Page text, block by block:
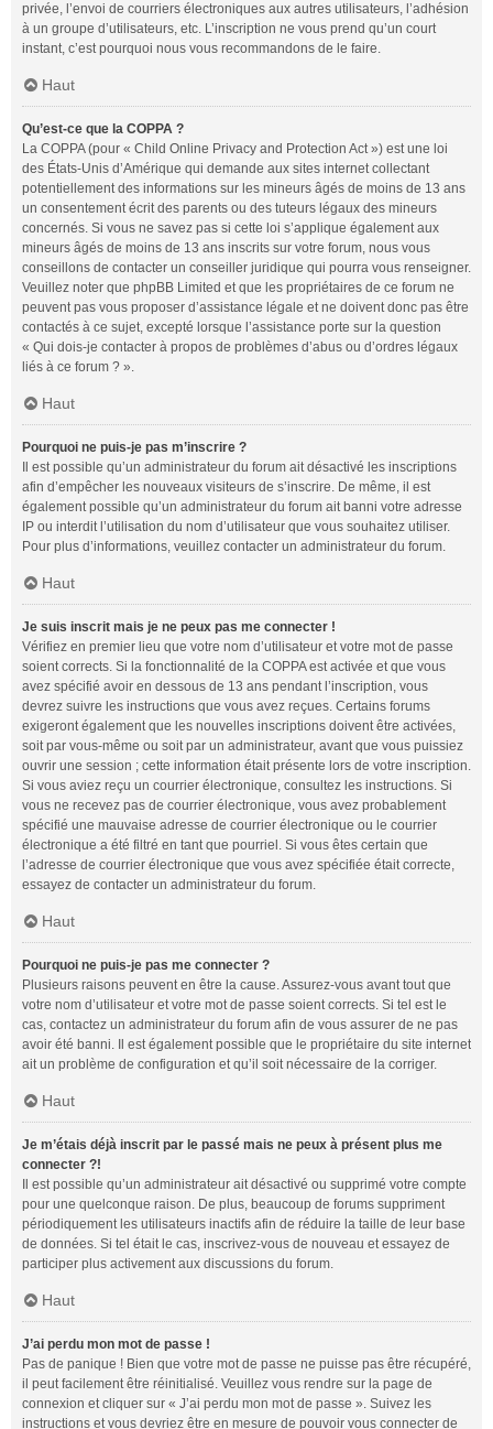
privée, l’envoi de courriers électroniques aux autres utilisateurs, l’adhésion
à un groupe d’utilisateurs, etc. L’inscription ne vous prend qu’un court
instant, c’est pourquoi nous vous recommandons de le faire.
Haut
Qu’est-ce que la COPPA ?
La COPPA (pour « Child Online Privacy and Protection Act ») est une loi
des États-Unis d’Amérique qui demande aux sites internet collectant
potentiellement des informations sur les mineurs âgés de moins de 13 ans
un consentement écrit des parents ou des tuteurs légaux des mineurs
concernés. Si vous ne savez pas si cette loi s’applique également aux
mineurs âgés de moins de 13 ans inscrits sur votre forum, nous vous
conseillons de contacter un conseiller juridique qui pourra vous renseigner.
Veuillez noter que phpBB Limited et que les propriétaires de ce forum ne
peuvent pas vous proposer d’assistance légale et ne doivent donc pas être
contactés à ce sujet, excepté lorsque l’assistance porte sur la question
« Qui dois-je contacter à propos de problèmes d’abus ou d’ordres légaux
liés à ce forum ? ».
Haut
Pourquoi ne puis-je pas m’inscrire ?
Il est possible qu’un administrateur du forum ait désactivé les inscriptions
afin d’empêcher les nouveaux visiteurs de s’inscrire. De même, il est
également possible qu’un administrateur du forum ait banni votre adresse
IP ou interdit l’utilisation du nom d’utilisateur que vous souhaitez utiliser.
Pour plus d’informations, veuillez contacter un administrateur du forum.
Haut
Je suis inscrit mais je ne peux pas me connecter !
Vérifiez en premier lieu que votre nom d’utilisateur et votre mot de passe
soient corrects. Si la fonctionnalité de la COPPA est activée et que vous
avez spécifié avoir en dessous de 13 ans pendant l’inscription, vous
devrez suivre les instructions que vous avez reçues. Certains forums
exigeront également que les nouvelles inscriptions doivent être activées,
soit par vous-même ou soit par un administrateur, avant que vous puissiez
ouvrir une session ; cette information était présente lors de votre inscription.
Si vous aviez reçu un courrier électronique, consultez les instructions. Si
vous ne recevez pas de courrier électronique, vous avez probablement
spécifié une mauvaise adresse de courrier électronique ou le courrier
électronique a été filtré en tant que pourriel. Si vous êtes certain que
l’adresse de courrier électronique que vous avez spécifiée était correcte,
essayez de contacter un administrateur du forum.
Haut
Pourquoi ne puis-je pas me connecter ?
Plusieurs raisons peuvent en être la cause. Assurez-vous avant tout que
votre nom d’utilisateur et votre mot de passe soient corrects. Si tel est le
cas, contactez un administrateur du forum afin de vous assurer de ne pas
avoir été banni. Il est également possible que le propriétaire du site internet
ait un problème de configuration et qu’il soit nécessaire de la corriger.
Haut
Je m’étais déjà inscrit par le passé mais ne peux à présent plus me
connecter ?!
Il est possible qu’un administrateur ait désactivé ou supprimé votre compte
pour une quelconque raison. De plus, beaucoup de forums suppriment
périodiquement les utilisateurs inactifs afin de réduire la taille de leur base
de données. Si tel était le cas, inscrivez-vous de nouveau et essayez de
participer plus activement aux discussions du forum.
Haut
J’ai perdu mon mot de passe !
Pas de panique ! Bien que votre mot de passe ne puisse pas être récupéré,
il peut facilement être réinitialisé. Veuillez vous rendre sur la page de
connexion et cliquer sur « J’ai perdu mon mot de passe ». Suivez les
instructions et vous devriez être en mesure de pouvoir vous connecter de